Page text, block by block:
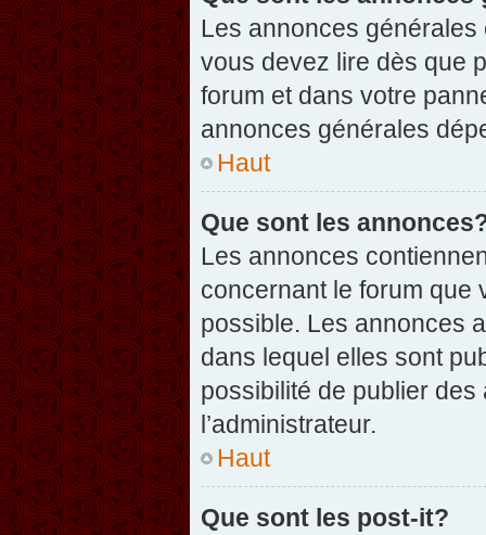
Les annonces
vous devez lire dès que
forum et dans votre
annonces générales
Haut
Que sont les
Les annonces
concernant le forum que
possible. Les annonces
dans lequel elles sont
possibilité de publier
l’administrateur.
Haut
Que sont les post-it?